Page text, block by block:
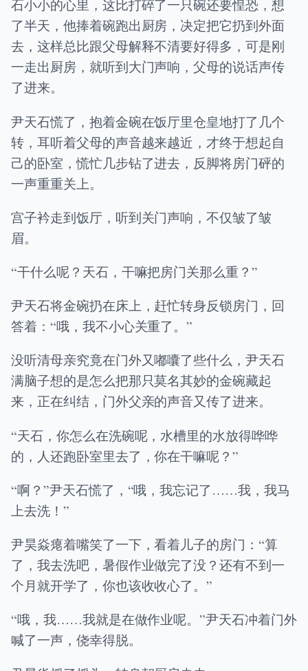
石小小的心里，这比打碎了一只碗还要惶恐，想
了半天，他捧着碗跑出厨房，决定把它扔到外面
去，这样总比跟父母解释不清要好得多，可是刚
一走出厨房，就听到大门声响，父母的说话声传
了进来。
尹天石慌了，抱着金碗在饭厅里仓皇地打了几个
转，耳听着父母的声音越来越近，才终于想起自
己的卧室，慌忙几步钻了进去，反脚将房门砰的
一声重重关上。
宫子衿走到饭厅，听到关门声响，不仅皱了皱
眉。
“干什么呢？天石，干嘛把房门关那么重？”
尹天石将金碗扔在床上，赶忙转身反锁房门，回
答着：“哦，我不小心关重了。”
没听清母亲究竟在门外又嘟囔了些什么，尹天石
满脑子想的是怎么把那只莫名其妙的金碗藏起
来，正在纠结，门外父亲的声音又传了进来。
“天石，你怎么在洗碗呢，水槽里的水放得哗哗
的，人还跑卧室里去了，你在干嘛呢？”
“啊？”尹天石慌了，“哦，我忘记了……我，我马
上去洗！”
尹昊焱瘪着嘴笑了一下，看着儿子的房门：“算
了，我去洗吧，暑假作业做完了没？还有不到一
个月就开学了，你也该收收心了。”
“哦，我……我就是在做作业呢。”尹天石冲着门外
喊了一声，侥幸得脱。